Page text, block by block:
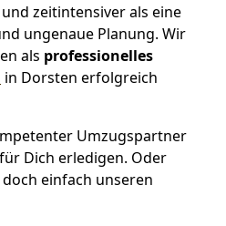
zeitintensiver als eine
ungenaue Planung. Wir
als professionelles
in Dorsten erfolgreich
Umzugspartner
Dich erledigen. Oder
einfach unseren